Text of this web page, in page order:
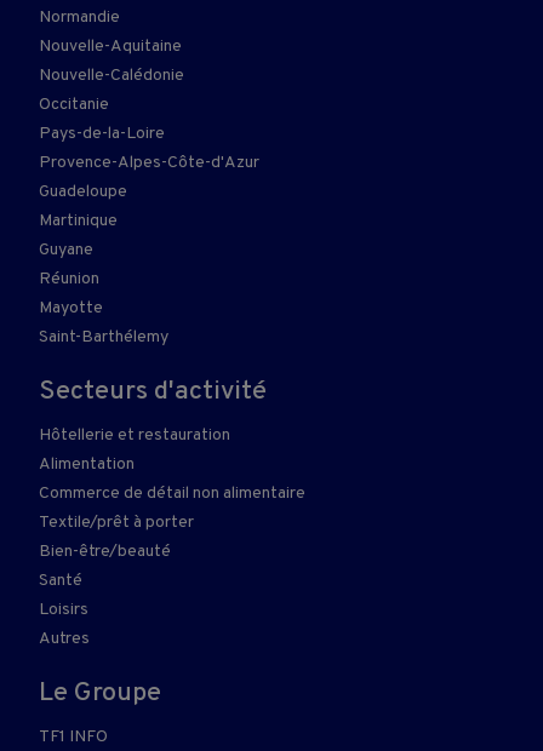
Normandie
Nouvelle-Aquitaine
Nouvelle-Calédonie
Occitanie
Pays-de-la-Loire
Provence-Alpes-Côte-d'Azur
Guadeloupe
Martinique
Guyane
Réunion
Mayotte
Saint-Barthélemy
Secteurs d'activité
Hôtellerie et restauration
Alimentation
Commerce de détail non alimentaire
Textile/prêt à porter
Bien-être/beauté
Santé
Loisirs
Autres
Le Groupe
TF1 INFO